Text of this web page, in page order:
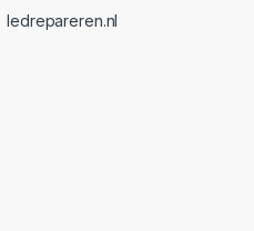
ledrepareren.nl